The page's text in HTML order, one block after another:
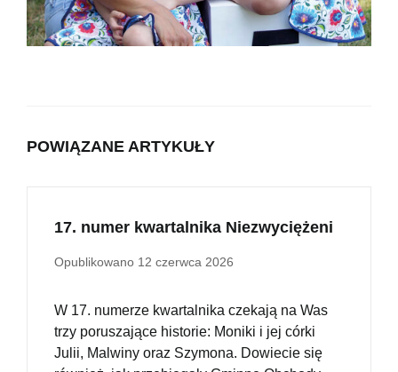
POWIĄZANE ARTYKUŁY
17. numer kwartalnika Niezwyciężeni
Opublikowano 12 czerwca 2026
W 17. numerze kwartalnika czekają na Was
trzy poruszające historie: Moniki i jej córki
Julii, Malwiny oraz Szymona. Dowiecie się